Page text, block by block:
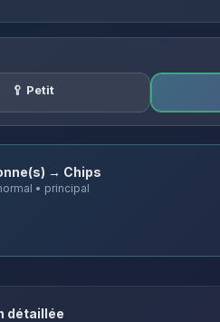
🥄 Petit
→ Chips
• principal
détaillée